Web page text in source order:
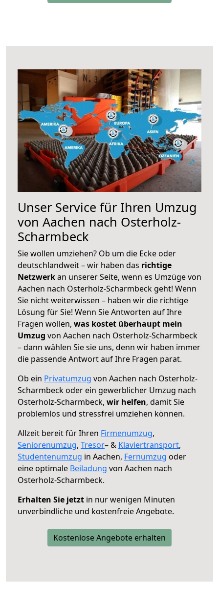
Unser Service für Ihren Umzug
von Aachen nach Osterholz-
Scharmbeck
Sie wollen umziehen? Ob um die Ecke oder
deutschlandweit – wir haben das richtige
Netzwerkan unserer Seite, wenn es Umzüge von
Aachen nach Osterholz-Scharmbeck geht! Wenn
Sie nicht weiterwissen – haben wir die richtige
Lösung für Sie! Wenn Sie Antworten auf Ihre
Fragen wollen, was kostet überhaupt mein
Umzug von Aachen nach Osterholz-Scharmbeck
– dann wählen Sie sie uns, denn wir haben immer
die passende Antwort auf Ihre Fragen parat.
Ob ein Privatumzug von Aachen nach Osterholz-
Scharmbeck oder ein gewerblicher Umzug nach
Osterholz-Scharmbeck, wir helfen, damit Sie
problemlos und stressfrei umziehen können.
Allzeit bereit für Ihren Firmenumzug,
Seniorenumzug, Tresor– & Klaviertransport,
Studentenumzug in Aachen, Fernumzug oder
eine optimale Beiladung von Aachen nach
Osterholz-Scharmbeck.
Erhalten Sie jetzt in nur wenigen Minuten
unverbindliche und kostenfreie Angebote.
Kostenlose Angebote erhalten